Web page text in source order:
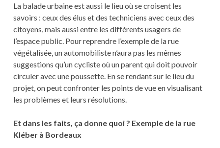
La balade urbaine est aussi le lieu où se croisent les
savoirs : ceux des élus et des techniciens avec ceux des
citoyens, mais aussi entre les différents usagers de
l’espace public. Pour reprendre l’exemple de la rue
végétalisée, un automobiliste n’aura pas les mêmes
suggestions qu’un cycliste où un parent qui doit pouvoir
circuler avec une poussette. En se rendant sur le lieu du
projet, on peut confronter les points de vue en visualisant
les problèmes et leurs résolutions.
Et dans les faits, ça donne quoi ? Exemple de la rue
Kléberà Bordeaux